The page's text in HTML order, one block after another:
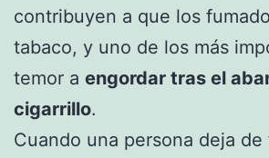
contribuyen a que los
tabaco, y uno de los más
temor a engordar tras el
cigarrillo.
Cuando una persona deja de